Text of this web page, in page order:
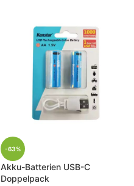
-63%
Akku-Batterien USB-C
Doppelpack